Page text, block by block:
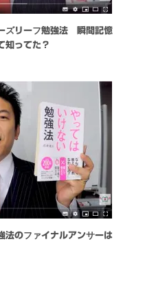
ズリーフ勉強法 瞬間記憶
知ってた？
法のファイナルアンサーは